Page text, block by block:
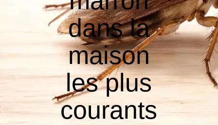
dans la
maison
les plus
courants